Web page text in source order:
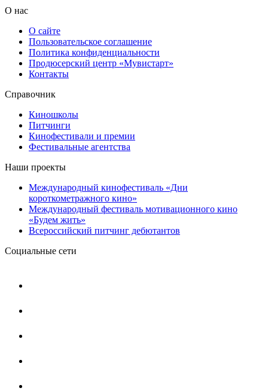
О нас
О сайте
Пользовательское соглашение
Политика конфиденциальности
Продюсерский центр «Мувистарт»
Контакты
Справочник
Киношколы
Питчинги
Кинофестивали и премии
Фестивальные агентства
Наши проекты
Международный кинофестиваль «Дни
короткометражного кино»
Международный фестиваль мотивационного кино
«Будем жить»
Всероссийский питчинг дебютантов
Социальные сети